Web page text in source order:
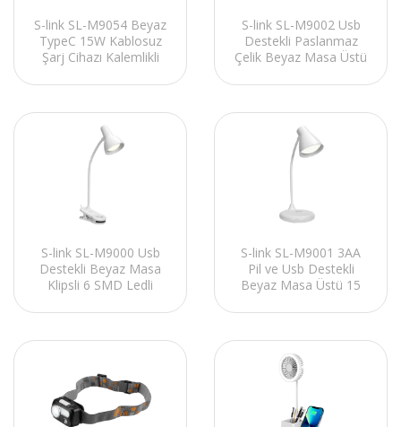
S-link SL-M9054 Beyaz
TypeC 15W Kablosuz
Şarj Cihazı Kalemlikli
S-link SL-M9002 Usb
Destekli Paslanmaz
Çelik Beyaz Masa Üstü
Lambası
S-link SL-M9000 Usb
Destekli Beyaz Masa
Klipsli 6 SMD Ledli
S-link SL-M9001 3AA
Pil ve Usb Destekli
Beyaz Masa Üstü 15
Lambası